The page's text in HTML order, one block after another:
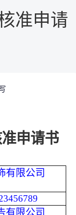
准申请
申请书
有限公司
有限公司